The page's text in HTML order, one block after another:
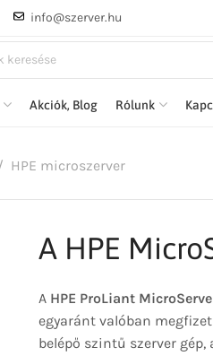
info@szerver.hu
Akciók, Blog Rólunk
HPE microszerver
A HPE
A HPE ProLiant
egyaránt valóban
belépő szintű szerver